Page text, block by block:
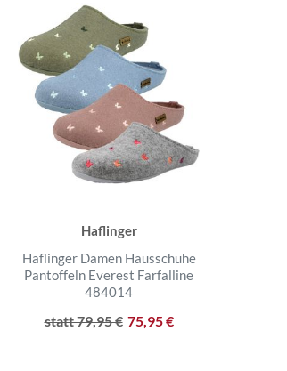
Haflinger
Haflinger Damen Hausschuhe
Pantoffeln Everest Farfalline
484014
statt 79,95 € 75,95 €